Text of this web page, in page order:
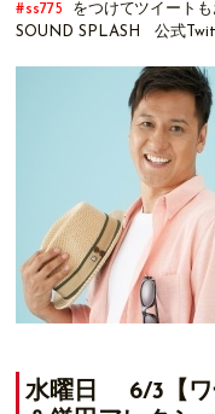
#ss775
をつけてツイート
SOUND SPLASH 公式
水曜日 6/3【ワ